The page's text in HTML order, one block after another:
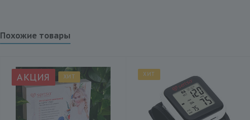
Похожие товары
АКЦИЯ ХИТ ХИТ